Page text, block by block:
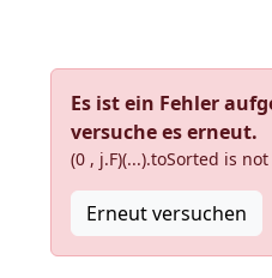
Es ist ein Fehler
versuche es erneut.
(0 , j.F)(...).toSorted is
Erneut versuchen